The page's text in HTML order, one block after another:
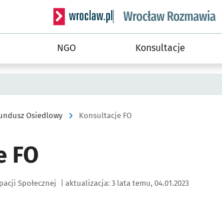
Serwis informacyjny wroclaw.pl
NGO Konsultacje
Osiedlowy Konsultacje FO
FO
Społecznej aktualizacja: 3 lata temu, 04.01.2023